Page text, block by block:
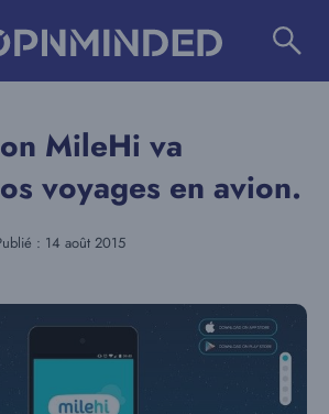
MileHi va
voyages en avion.
: 14 août 2015